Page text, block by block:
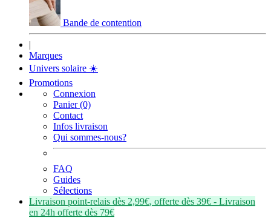
Bande de contention
|
Marques
Univers solaire ☀️
Promotions
Connexion
Panier (0)
Contact
Infos livraison
Qui sommes-nous?
FAQ
Guides
Sélections
Livraison point-relais dès 2,99€, offerte dès 39€ - Livraison
en 24h offerte dès 79€